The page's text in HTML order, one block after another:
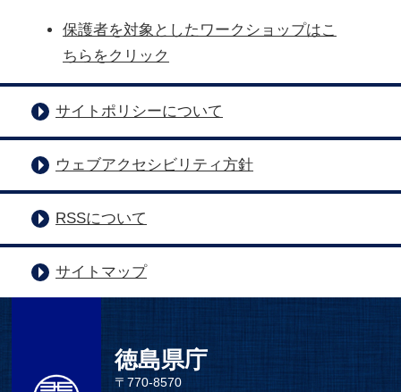
保護者を対象としたワークショップはこ
ちらをクリック
サイトポリシーについて
ウェブアクセシビリティ方針
RSSについて
サイトマップ
徳島県庁
〒770-8570